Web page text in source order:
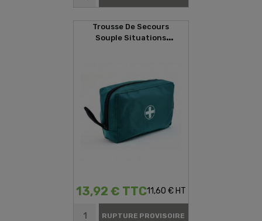
Trousse De Secours
Souple Situations
13,92 € TTC11,60 € HT
RUPTURE PROVISOIRE